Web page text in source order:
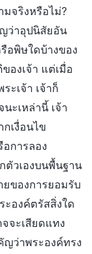
จริงหรือไม่?
ว่าอุปนิสัยอัน
อพิษใดบ้างของ
องเจ้า แต่เมื่อ
ะเจ้า เจ้าก็
ะเหล่านี้ เจ้า
เงื่อนไข
การลอง
ตัวเองบนพื้นฐาน
ของการยอมรับ
องค์ตรัสสิ่งใด
จะเสียดแทง
ญว่าพระองค์ทรง